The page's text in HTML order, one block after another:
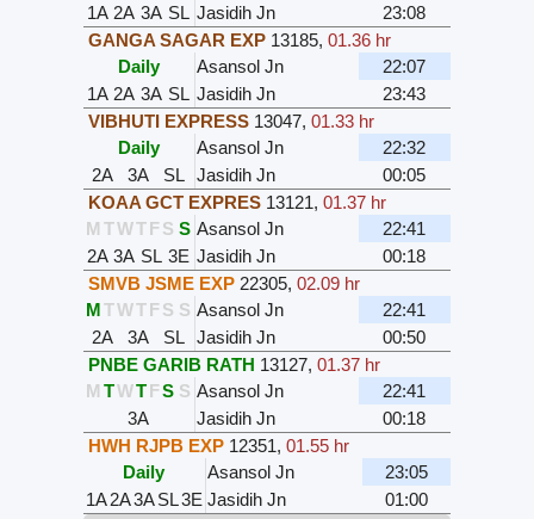
1A 2A 3A SL Jasidih Jn
23:08
GANGA SAGAR EXP 13185, 01.36 hr
Daily
Asansol Jn
22:07
1A 2A 3A SL Jasidih Jn
23:43
VIBHUTI EXPRESS 13047, 01.33 hr
Daily
Asansol Jn
22:32
2A
3A SL Jasidih Jn
00:05
KOAA GCT EXPRES 13121, 01.37 hr
M TWTFS S Asansol Jn
22:41
2A 3A SL 3E Jasidih Jn
00:18
SMVB JSME EXP 22305, 02.09 hr
MTWTFS S Asansol Jn
22:41
2A
3A SL Jasidih Jn
00:50
PNBE GARIB RATH 13127, 01.37 hr
M TWTFS S Asansol Jn
22:41
3A
Jasidih Jn
00:18
HWH RJPB EXP 12351, 01.55 hr
Daily
Asansol Jn
23:05
1A2A3ASL3E Jasidih Jn
01:00